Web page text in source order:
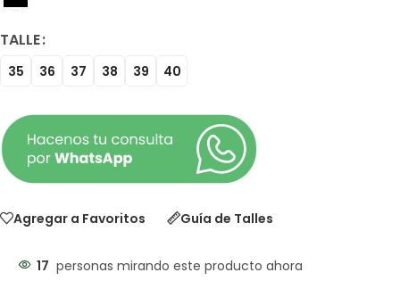
TALLE
35 36 37 38 39 40
Agregar a Favoritos Guía de Talles
17 personas mirando este producto ahora